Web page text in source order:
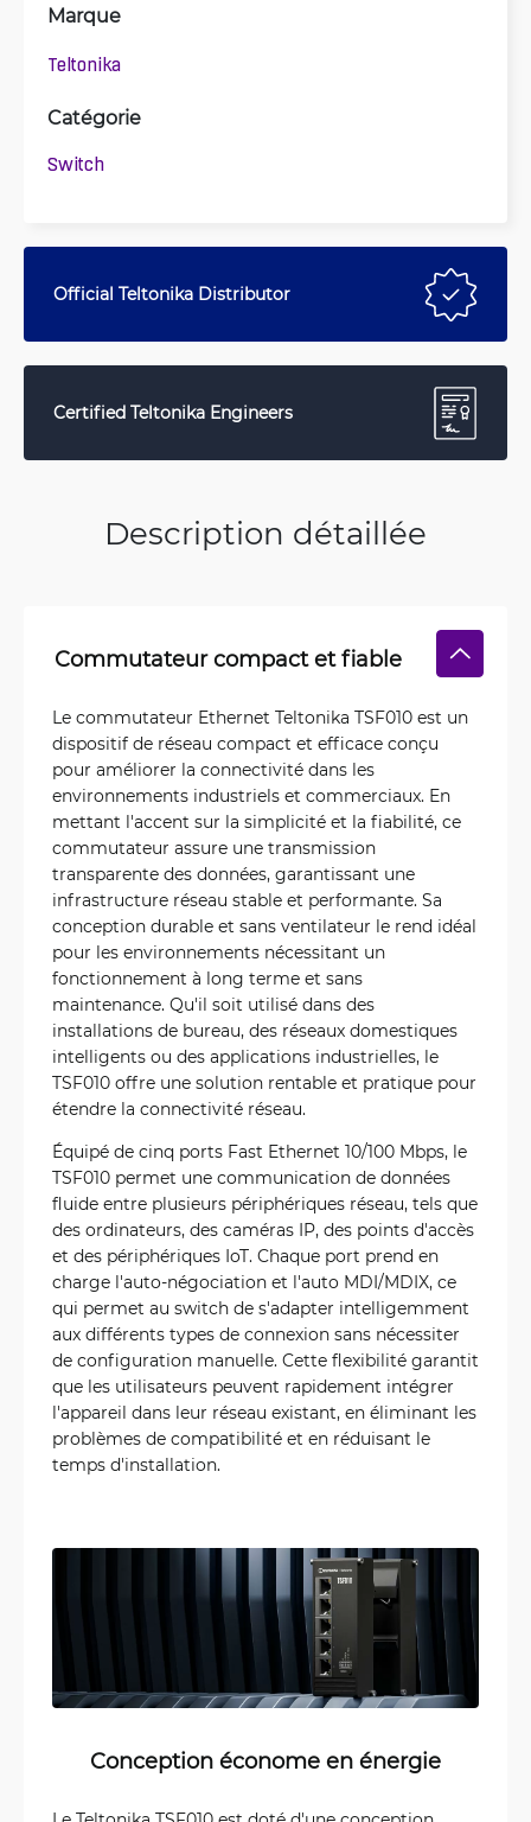
Marque
Teltonika
Catégorie
Switch
Official Teltonika Distributor
Certified Teltonika Engineers
Description détaillée
Commutateur compact et fiable
Le commutateur Ethernet Teltonika TSF010 est un
dispositif de réseau compact et efficace conçu
pour améliorer la connectivité dans les
environnements industriels et commerciaux. En
mettant l'accent sur la simplicité et la fiabilité, ce
commutateur assure une transmission
transparente des données, garantissant une
infrastructure réseau stable et performante. Sa
conception durable et sans ventilateur le rend idéal
pour les environnements nécessitant un
fonctionnement à long terme et sans
maintenance. Qu'il soit utilisé dans des
installations de bureau, des réseaux domestiques
intelligents ou des applications industrielles, le
TSF010 offre une solution rentable et pratique pour
étendre la connectivité réseau.
Équipé de cinq ports Fast Ethernet 10/100 Mbps, le
TSF010 permet une communication de données
fluide entre plusieurs périphériques réseau, tels que
des ordinateurs, des caméras IP, des points d'accès
et des périphériques IoT. Chaque port prend en
charge l'auto-négociation et l'auto MDI/MDIX, ce
qui permet au switch de s'adapter intelligemment
aux différents types de connexion sans nécessiter
de configuration manuelle. Cette flexibilité garantit
que les utilisateurs peuvent rapidement intégrer
l'appareil dans leur réseau existant, en éliminant les
problèmes de compatibilité et en réduisant le
temps d'installation.
Conception économe en énergie